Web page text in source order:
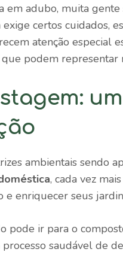
em adubo, muita
exige certos cuidados,
atenção especial
que podem
ambientais sendo
, cada vez
e enriquecer seus
pode ir para o
saudável de